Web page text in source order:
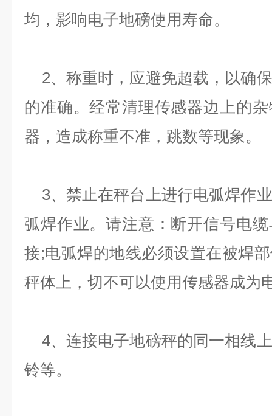
均，影响电子地磅使用寿命。
2、称重时，应避免超载，以确
的准确。经常清理传感器边上的
器，造成称重不准，跳数等现象。
3、禁止在秤台上进行电弧焊作
弧焊作业。请注意：断开信号电
接;电弧焊的地线必须设置在被焊
秤体上，切不可以使用传感器成为
4、连接电子地磅秤的同一相线
铃等。